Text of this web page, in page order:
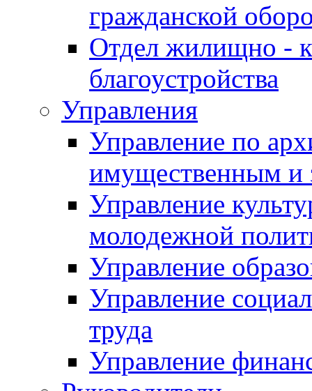
гражданской
Отдел жилищно -
благоустройства
Управления
Управление по
имущественным и
Управление
молодежной
Управление
Управление
труда
Управление